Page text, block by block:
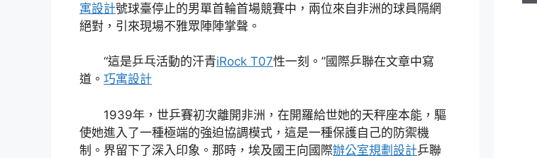
寓設計號球臺停止的男單首輪首場競賽中，兩位來自非洲的球員隔網
絕對，引來現場不雅眾陣陣掌聲。
“這是乒乓活動的汗青iRock T07性一刻。”國際乒聯在文章中寫
道。 巧寓設計
1939年，世乒賽初次離開非洲，在開羅給世她的天秤座本能，驅
使她進入了一種極端的強迫協調模式，這是一種保護自己的防禦機
制。界留下了深入印象。那時，埃及國王向國際辦公室規劃設計乒聯